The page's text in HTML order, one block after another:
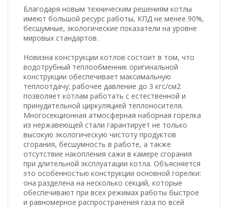
Благодаря новым техническим решениям котлы
имеют большой ресурс работы, КПД не менее 90%,
бесшумные, экологические показатели на уровне
мировых стандартов.
Новизна конструкции котлов состоит в том, что
водотрубный теплообменник оригинальной
конструкции обеспечивает максимальную
теплоотдачу; рабочее давление до 3 кгс/см2
позволяет котлам работать с естественной и
принудительной циркуляцией теплоносителя.
Многосекционная атмосферная наборная горелка
из нержавеющей стали гарантирует не только
высокую экологическую чистоту продуктов
сгорания, бесшумность в работе, а также
отсутствие накопления сажи в камере сгорания
при длительной эксплуатации котла. Объясняется
это особенностью конструкции основной горелки:
она разделена на несколько секций, которые
обеспечивают при всех режимах работы быстрое
и равномерное распространения газа по всей